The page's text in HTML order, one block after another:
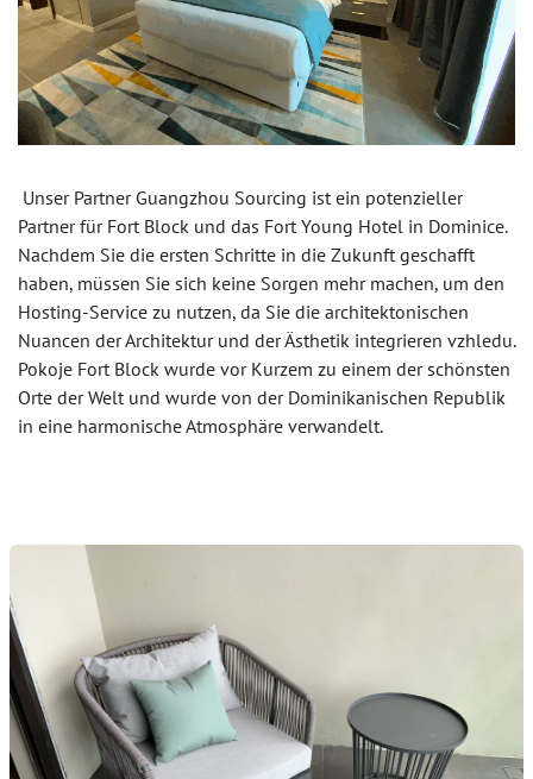
Unser Partner Guangzhou Sourcing ist ein potenzieller
Partner für Fort Block und das Fort Young Hotel in Dominice.
Nachdem Sie die ersten Schritte in die Zukunft geschafft
haben, müssen Sie sich keine Sorgen mehr machen, um den
Hosting-Service zu nutzen, da Sie die architektonischen
Nuancen der Architektur und der Ästhetik integrieren vzhledu.
Pokoje Fort Block wurde vor Kurzem zu einem der schönsten
Orte der Welt und wurde von der Dominikanischen Republik
in eine harmonische Atmosphäre verwandelt.